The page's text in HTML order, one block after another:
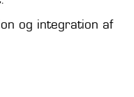
og integration af